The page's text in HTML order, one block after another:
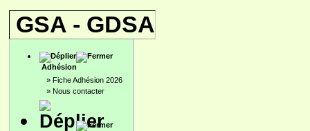
GSA - GDSA
Adhésion
» Fiche Adhésion 2026
» Nous contacter